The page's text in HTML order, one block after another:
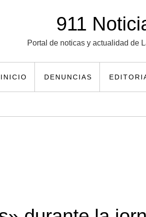
911
Portal de noticas y actualidad de
INICIO DENUNCIAS